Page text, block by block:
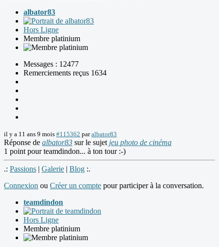
albator83
Hors Ligne
Membre platinium
Messages : 12477
Remerciements reçus 1634
il y a 11 ans 9 mois #115362 paralbator83
Réponse de albator83 sur le sujet jeu photo de cinéma
1 point pour teamdindon... à ton tour :-)
.: Passions | Galerie | Blog :.
Connexion ou Créer un compte pour participer à la conversation.
teamdindon
Hors Ligne
Membre platinium